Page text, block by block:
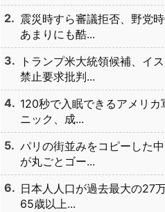
震災時すら審議拒否、野党
あまりにも酷...
トランプ米大統領候補、イ
禁止要求批判...
120秒で入眠できるアメリカ
ニック、成...
パリの街並みをコピーした
が丸ごとゴー...
日本人人口が過去最大の27
65歳以上...